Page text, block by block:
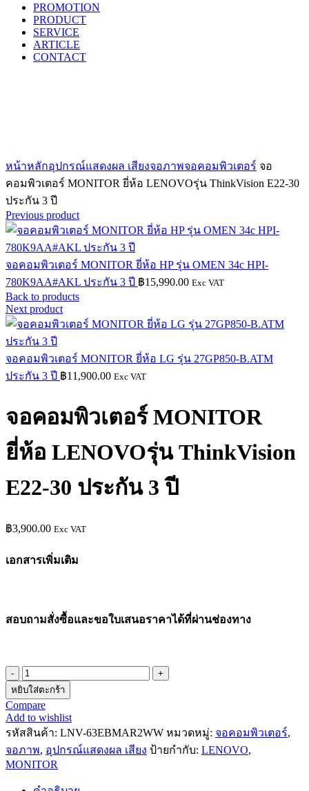
PROMOTION
PRODUCT
SERVICE
ARTICLE
CONTACT
หน้าหลักอุปกรณ์แสดงผล เสียงจอภาพจอคอมพิวเตอร์ จอ
คอมพิวเตอร์ MONITOR ยี่ห้อ LENOVOรุ่น ThinkVision E22-30
ประกัน 3 ปี
Previous product
จอคอมพิวเตอร์ MONITOR ยี่ห้อ HP รุ่น OMEN 34c HPI-
780K9AA#AKL ประกัน 3 ปี ฿15,990.00 Exc VAT
Back to products
Next product
จอคอมพิวเตอร์ MONITOR ยี่ห้อ LG รุ่น 27GP850-B.ATM
ประกัน 3 ปี ฿11,900.00 Exc VAT
จอคอมพิวเตอร์ MONITOR
ยี่ห้อ LENOVOรุ่น ThinkVision
E22-30 ประกัน 3 ปี
฿3,900.00 Exc VAT
เอกสารเพิ่มเติม
สอบถามสั่งซื้อและขอใบเสนอราคาได้ที่ผ่านช่องทาง
จำนวน
จอ
คอมพิวเตอร์
MONITOR
ยี่ห้อ
LENOVOรุ่น
ThinkVision
หยิบใส่ตะกร้า
Compare
Add to wishlist
รหัสสินค้า: LNV-63EBMAR2WW หมวดหมู่: จอคอมพิวเตอร์,
จอภาพ, อุปกรณ์แสดงผล เสียง ป้ายกำกับ: LENOVO,
MONITOR